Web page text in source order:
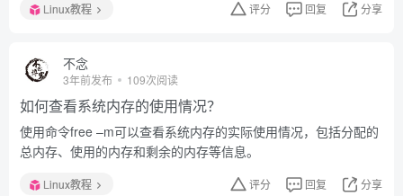
Linux教程 评分 回复 分享
不念
3年前发布 109次阅读
如何查看系统内存的使用情况？
使用命令free –m可以查看系统内存的实际使用情况，包括分配的
总内存、使用的内存和剩余的内存等信息。
Linux教程 评分 回复 分享